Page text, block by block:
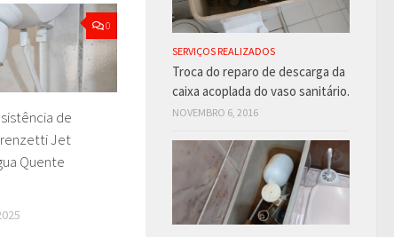
0
de
Jet
Quente
SERVIÇOS REALIZADOS
Troca do reparo de descarga da
caixa acoplada do vaso sanitário.
NOVEMBRO 6, 2016